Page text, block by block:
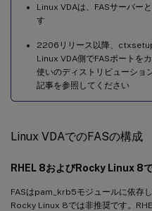
Linux VDAは、FASサーバー
す
2206リリース以降、
Linux VDA側でFASポートを
使いのディストリビューショ
記事を参照してください
Linux VDAでのFASの構成
RHEL 8およびRocky Linux 8
FASはpam_krb5モジュールに依存
Rocky Linux 8では非推奨です。